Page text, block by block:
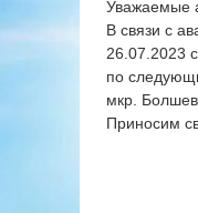
Уважаемые
В связи с
26.07.2023
по
мкр.
Приносим